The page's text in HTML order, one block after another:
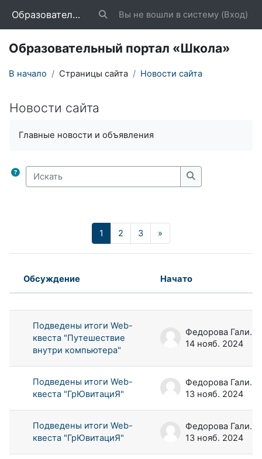
Образовательный портал «Школа» Изменить данные поисковой строки
Вы не вошли в систему (Вход)
Образовательный портал «Школа»
В начало Страницы сайта Новости сайта
Новости сайта
Главные новости и объявления
Искать
Искать
1 Страница 1
2 Страница 2
3Страница 3
»
Статус
Обсуждение Начато
Подведены итоги Web-
квеста "Путешествие
внутри компьютера"
Федорова Галина Аркадьевна
14 нояб. 2024
Подведены итоги Web-
квеста "ГрЮвитациЯ"
Федорова Галина Аркадьевна
13 нояб. 2024
Подведены итоги Web-
квеста "ГрЮвитациЯ"
Федорова Галина Аркадьевна
13 нояб. 2024